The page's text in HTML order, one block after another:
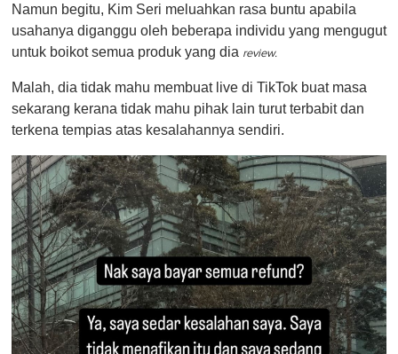
f
1
i
u
e
,
Namun begitu, Kim Seri meluahkan rasa buntu apabila
usahanya diganggu oleh beberapa individu yang mengugut
untuk boikot semua produk yang dia review.
Malah, dia tidak mahu membuat live di TikTok buat masa
sekarang kerana tidak mahu pihak lain turut terbabit dan
terkena tempias atas kesalahannya sendiri.